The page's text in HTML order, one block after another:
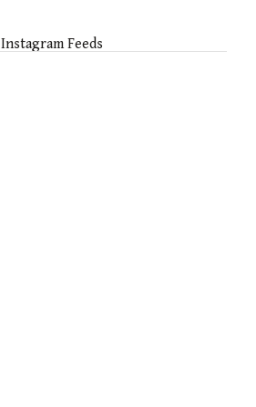
Instagram Feeds